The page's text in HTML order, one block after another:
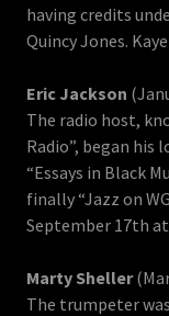
having credits
Quincy Jones.
Eric Jackson
The radio host,
Radio”, began his
“Essays in Black
finally “Jazz on
September 17th at
Marty Sheller
The trumpeter